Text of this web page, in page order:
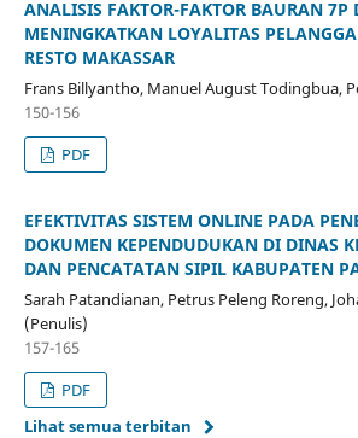
ANALISIS FAKTOR-FAKTOR BAURAN 7P
MENINGKATKAN LOYALITAS
RESTO MAKASSAR
Frans Billyantho, Manuel August Todingbua,
150-156
PDF
EFEKTIVITAS SISTEM ONLINE PADA
DOKUMEN KEPENDUDUKAN DI DINAS
DAN PENCATATAN SIPIL KABUPATEN
Sarah Patandianan, Petrus Peleng Roreng,
(Penulis)
157-165
PDF
Lihat semua terbitan